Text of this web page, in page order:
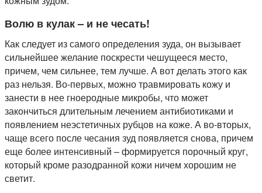
Волю в кулак – и не чесать!
Как следует из самого определения зуда, он вызывает
сильнейшее желание поскрести чешущееся место,
причем, чем сильнее, тем лучше. А вот делать этого как
раз нельзя. Во-первых, можно травмировать кожу и
занести в нее гноеродные микробы, что может
закончиться длительным лечением антибиотиками и
появлением неэстетичных рубцов на коже. А во-вторых,
чаще всего после чесания зуд появляется снова, причем
еще более интенсивный – формируется порочный круг,
который кроме разодранной кожи ничем хорошим не
светит.